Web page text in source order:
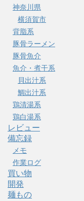
神奈川県
横須賀市
背脂系
豚骨ラーメン
豚骨魚介
魚介・煮干系
貝出汁系
鯛出汁系
鶏清湯系
鶏白湯系
レビュー
備忘録
メモ
作業ログ
買い物
開発
麺もの